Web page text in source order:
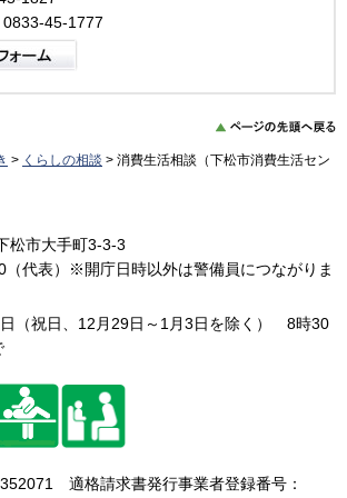
0833-45-1777
> くらしの相談 > 消費生活相談（下松市消費生活セン
松市大手町3-3-3
（代表）※開庁日時以外は警備員につながりま
（祝日、12月29日～1月3日を除く） 8時30
適格請求書発行事業者登録番号：